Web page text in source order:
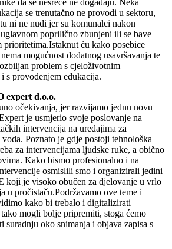
da se nesreće ne događaju. Neka
se trenutačno ne provodi u sektoru,
ni ne nudi jer su komunalci nakon
poprilično zbunjeni ili se bave
ću kako posebice
mogućnost dodatnog usavršavanja te
problem s cjeloživotnim
s provođenjem edukacija.
expert d.o.o.
očekivanja, jer razvijamo jednu novu
je usmjerio svoje poslovanje na
intervencija na uređajima za
Poznato je gdje postoji tehnološka
za intervencijama ljudske ruke, a obično
Kako bismo profesionalno i na
osmislili smo i organizirali jedini
koji je visoko obučen za djelovanje u vrlo
u pročistaču.Podržavamo ove teme i
kako bi trebalo i digitalizirati
mogli bolje pripremiti, stoga ćemo
oko snimanja i objava zapisa s